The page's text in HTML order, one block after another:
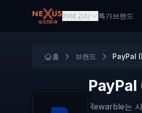
카테고리 특가브랜드
홈 브랜드 PayPal
Rewarble는